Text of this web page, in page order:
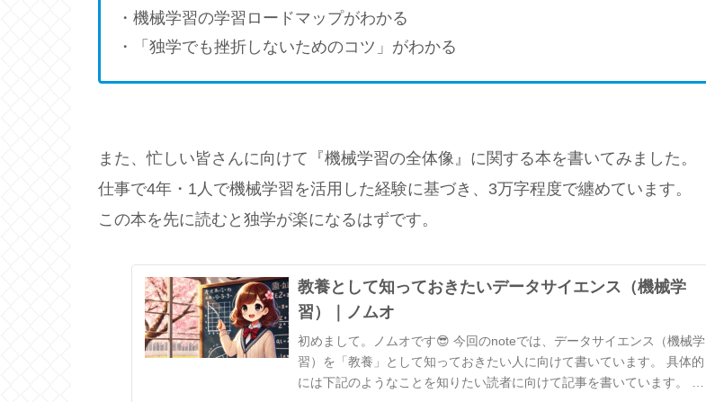
・機械学習の学習ロードマップがわかる
・「独学でも挫折しないためのコツ」がわかる
また、忙しい皆さんに向けて『機械学習の全体像』に関する本を書いてみました。
仕事で4年・1人で機械学習を活用した経験に基づき、3万字程度で纏めています。
この本を先に読むと独学が楽になるはずです。
教養として知っておきたいデータサイエンス（機械学
習）｜ノムオ
初めまして。ノムオです😎 今回のnoteでは、データサイエンス（機械学
習）を「教養」として知っておきたい人に向けて書いています。 具体的
には下記のようなことを知りたい読者に向けて記事を書いています。 ・